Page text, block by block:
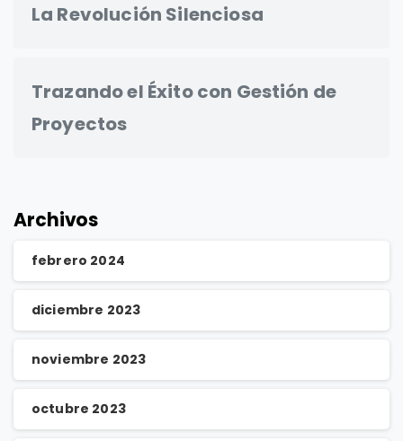
La Revolución Silenciosa
Trazando el Éxito con Gestión de
Proyectos
Archivos
febrero 2024
diciembre 2023
noviembre 2023
octubre 2023